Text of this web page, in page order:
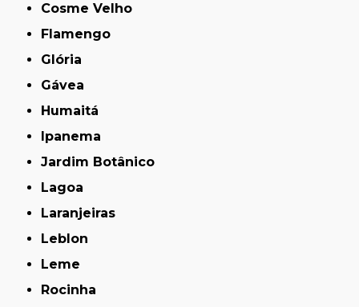
Cosme Velho
Flamengo
Glória
Gávea
Humaitá
Ipanema
Jardim Botânico
Lagoa
Laranjeiras
Leblon
Leme
Rocinha